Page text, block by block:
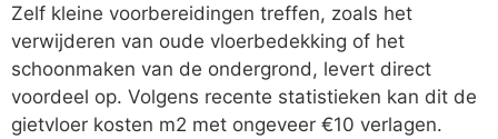
Zelf kleine voorbereidingen treffen, zoals het
verwijderen van oude vloerbedekking of het
schoonmaken van de ondergrond, levert direct
voordeel op. Volgens recente statistieken kan dit de
gietvloer kosten m2 met ongeveer €10 verlagen.